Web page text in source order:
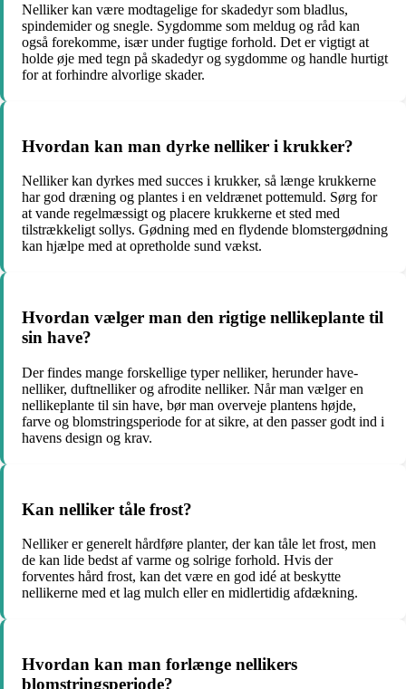
Nelliker kan være modtagelige for skadedyr som bladlus,
spindemider og snegle. Sygdomme som meldug og råd kan
også forekomme, især under fugtige forhold. Det er vigtigt at
holde øje med tegn på skadedyr og sygdomme og handle hurtigt
for at forhindre alvorlige skader.
Hvordan kan man dyrke nelliker i krukker?
Nelliker kan dyrkes med succes i krukker, så længe krukkerne
har god dræning og plantes i en veldrænet pottemuld. Sørg for
at vande regelmæssigt og placere krukkerne et sted med
tilstrækkeligt sollys. Gødning med en flydende blomstergødning
kan hjælpe med at opretholde sund vækst.
Hvordan vælger man den rigtige nellikeplante til
sin have?
Der findes mange forskellige typer nelliker, herunder have-
nelliker, duftnelliker og afrodite nelliker. Når man vælger en
nellikeplante til sin have, bør man overveje plantens højde,
farve og blomstringsperiode for at sikre, at den passer godt ind i
havens design og krav.
Kan nelliker tåle frost?
Nelliker er generelt hårdføre planter, der kan tåle let frost, men
de kan lide bedst af varme og solrige forhold. Hvis der
forventes hård frost, kan det være en god idé at beskytte
nellikerne med et lag mulch eller en midlertidig afdækning.
Hvordan kan man forlænge nellikers
blomstringsperiode?